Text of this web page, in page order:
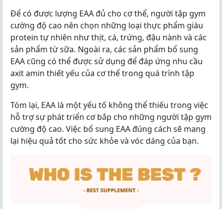
Để có được lượng EAA đủ cho cơ thể, người tập gym
cường độ cao nên chọn những loại thực phẩm giàu
protein tự nhiên như thịt, cá, trứng, đậu nành và các
sản phẩm từ sữa. Ngoài ra, các sản phẩm bổ sung
EAA cũng có thể được sử dụng để đáp ứng nhu cầu
axit amin thiết yếu của cơ thể trong quá trình tập
gym.
Tóm lại, EAA là một yếu tố không thể thiếu trong việc
hỗ trợ sự phát triển cơ bắp cho những người tập gym
cường độ cao. Việc bổ sung EAA đúng cách sẽ mang
lại hiệu quả tốt cho sức khỏe và vóc dáng của bạn.